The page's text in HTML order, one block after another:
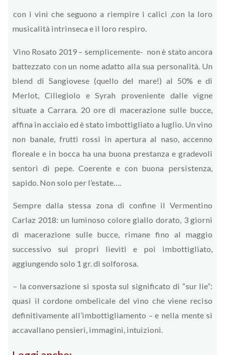
con i vini che seguono a riempire i calici ,con la loro
musicalità intrinseca e il loro respiro.
Vino Rosato 2019 – semplicemente- non è stato ancora
battezzato con un nome adatto alla sua personalità. Un
blend di Sangiovese (quello del mare!) al 50% e di
Merlot, Ciliegiolo e Syrah proveniente dalle vigne
situate a Carrara. 20 ore di macerazione sulle bucce,
affina in acciaio ed è stato imbottigliato a luglio. Un vino
non banale, frutti rossi in apertura al naso, accenno
floreale e in bocca ha una buona prestanza e gradevoli
sentori di pepe. Coerente e con buona persistenza,
sapido. Non solo per l’estate….
Sempre dalla stessa zona di confine il Vermentino
Carlaz 2018: un luminoso colore giallo dorato, 3 giorni
di macerazione sulle bucce, rimane fino al maggio
successivo sui propri lieviti e poi imbottigliato,
aggiungendo solo 1 gr. di solforosa.
– la conversazione si sposta sul significato di “sur lie”:
quasi il cordone ombelicale del vino che viene reciso
definitivamente all’imbottigliamento – e nella mente si
accavallano pensieri, immagini, intuizioni.